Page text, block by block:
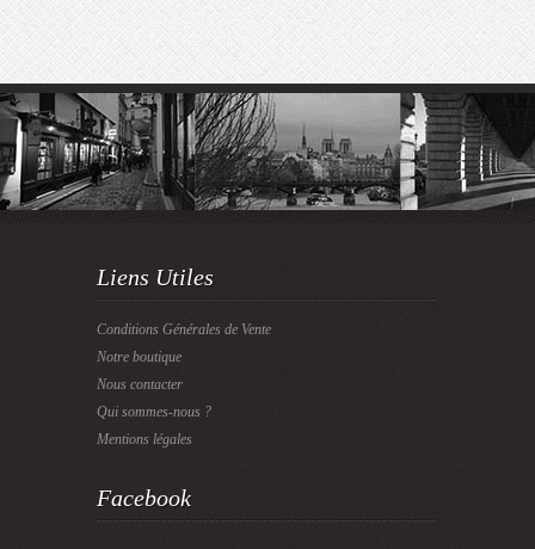
Liens Utiles
Conditions Générales de Vente
Notre boutique
Nous contacter
Qui sommes-nous ?
Mentions légales
Facebook